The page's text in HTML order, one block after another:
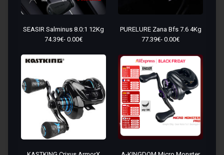
SEASIR Salminus 8.0:1 12Kg
74.39€- 0.00€
PURELURE Zana Bfs 7.6 4Kg
77.39€- 0.00€